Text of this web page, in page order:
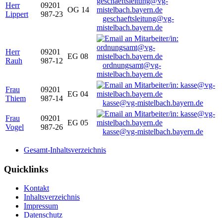
Herr
Lippert
09201
987-23
OG 14
geschaeftsleitung@vg-
mistelbach.bayern.de
Herr
Rauh
09201
987-12
EG 08
ordnungsamt@vg-
mistelbach.bayern.de
Frau
Thiem
09201
987-14
EG 04
kasse@vg-mistelbach.bayern.de
Frau
Vogel
09201
987-26
EG 05
kasse@vg-mistelbach.bayern.de
Gesamt-Inhaltsverzeichnis
Quicklinks
Kontakt
Inhaltsverzeichnis
Impressum
Datenschutz